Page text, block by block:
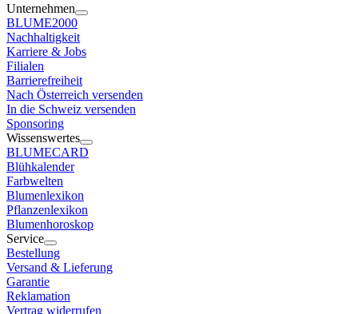
Unternehmen
BLUME2000
Nachhaltigkeit
Karriere & Jobs
Filialen
Barrierefreiheit
Nach Österreich versenden
In die Schweiz versenden
Sponsoring
Wissenswertes
BLUMECARD
Blühkalender
Farbwelten
Blumenlexikon
Pflanzenlexikon
Blumenhoroskop
Service
Bestellung
Versand & Lieferung
Garantie
Reklamation
Vertrag widerrufen